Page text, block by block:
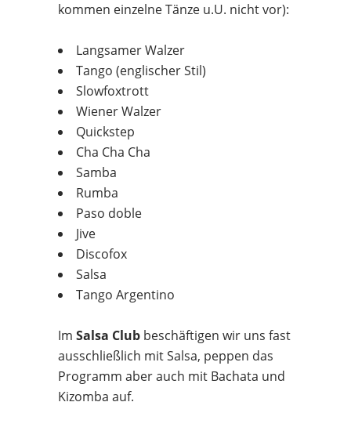
kommen einzelne Tänze u.U. nicht vor):
Langsamer Walzer
Tango (englischer Stil)
Slowfoxtrott
Wiener Walzer
Quickstep
Cha Cha Cha
Samba
Rumba
Paso doble
Jive
Discofox
Salsa
Tango Argentino
Im Salsa Club beschäftigen wir uns fast
ausschließlich mit Salsa, peppen das
Programm aber auch mit Bachata und
Kizomba auf.